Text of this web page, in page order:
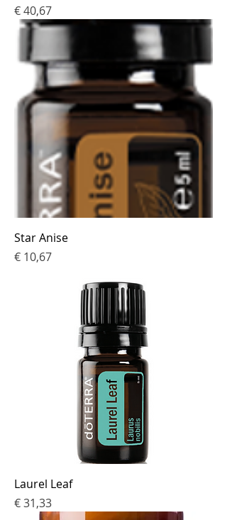
Prijs
€ 40,67
Star Anise
Prijs
€ 10,67
Laurel Leaf
Prijs
€ 31,33